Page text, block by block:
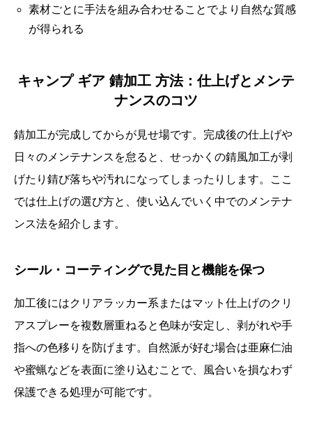
素材ごとに手法を組み合わせることでより自然な質感
が得られる
キャンプ ギア 錆加工 方法：仕上げとメンテ
ナンスのコツ
錆加工が完成してからが見せ場です。完成後の仕上げや
日々のメンテナンスを怠ると、せっかくの錆風加工が剥
げたり錆び落ちや汚れになってしまったりします。ここ
では仕上げの選び方と、使い込んでいく中でのメンテナ
ンス法を紹介します。
シール・コーティングで見た目と機能を保つ
加工後にはクリアラッカー系またはマット仕上げのクリ
アスプレーを複数層重ねると色味が安定し、剥がれや手
指への色移りを防げます。自然派が好む場合は亜麻仁油
や蜜蝋などを表面に塗り込むことで、風合いを損なわず
保護できる処理が可能です。